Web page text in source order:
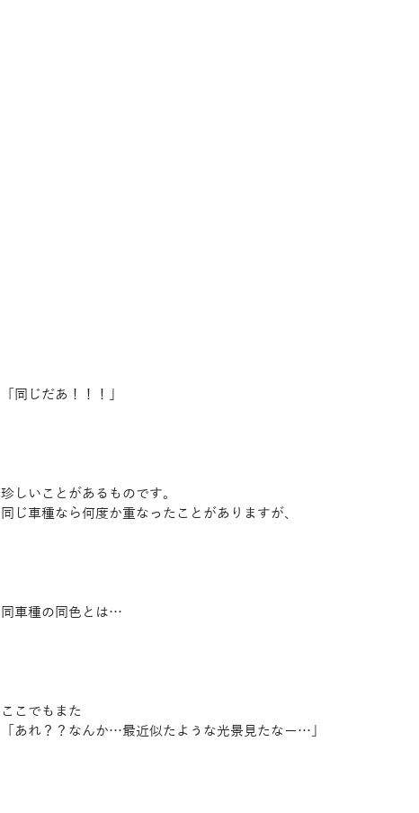
「同じだあ！！！」
珍しいことがあるものです。
同じ車種なら何度か重なったことがありますが、
同車種の同色とは…
ここでもまた
「あれ？？なんか…最近似たような光景見たなー…」